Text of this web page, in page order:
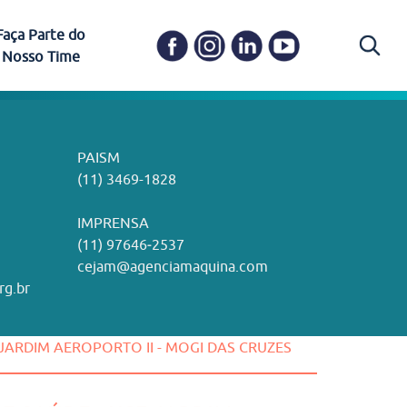
Humanizada Comitê de Ética em Pesquisa
Itapevi
Pariquera-Açu
Santos
em
social e
pelo CEJAM e
PAISM
(11) 3469-1828
IMPRENSA
(11) 97646‑2537
cejam@agenciamaquina.com
Parte do
Nosso Time
visão e valores?
AEROPORTO II - MOGI DAS CRUZES